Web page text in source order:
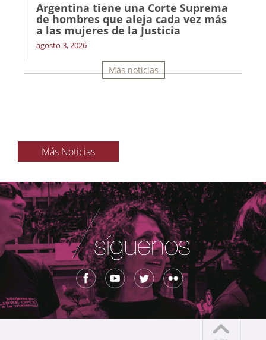
Argentina tiene una Corte Suprema
de hombres que aleja cada vez más
a las mujeres de la Justicia
agosto 3, 2026
Más noticias
Más Noticias